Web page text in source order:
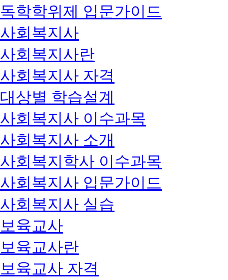
독학학위제 입문가이드
사회복지사
사회복지사란
사회복지사 자격
대상별 학습설계
사회복지사 이수과목
사회복지사 소개
사회복지학사 이수과목
사회복지사 입문가이드
사회복지사 실습
보육교사
보육교사란
보육교사 자격